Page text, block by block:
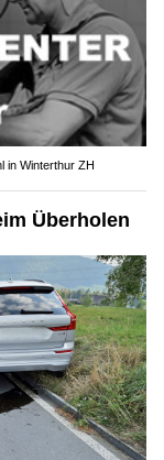
in Winterthur ZH
Überholen